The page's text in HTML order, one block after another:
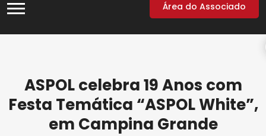
Área do Associado
ASPOL celebra 19 Anos com
Festa Temática “ASPOL White”,
em Campina Grande